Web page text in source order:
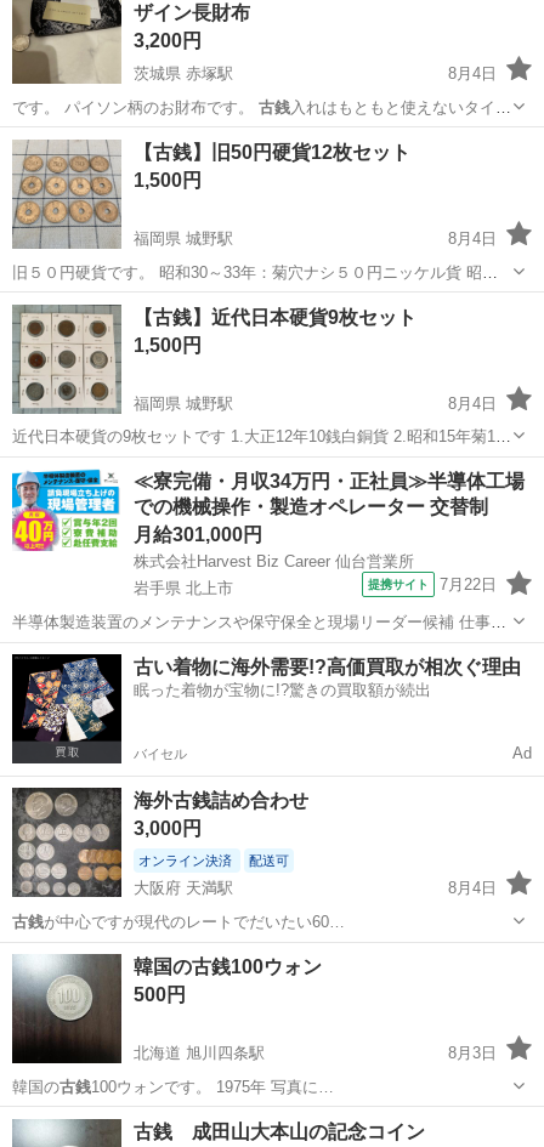
GEAR
ザイン長財布
3,200円
茨城県 赤塚駅
8月4日
です。 パイソン柄のお財布です。 古銭入れはもともと使えないタイプ
です。 お…
茨城 水戸市 赤塚駅 小物 ステラマッカートニー
【古銭】旧50円硬貨12枚セット
1,500円
福岡県 城野駅
8月4日
旧５０円硬貨です。 昭和30～33年：菊穴ナシ５０円ニッケル貨 昭和
34～41年：菊５０円ニッケル貨 ※商品をご覧頂き、有難うございます
※お時間があるお方は、プロフィールもご覧下さい ※最近、アポまで
かなりの時間を要...
福岡 北九州市 城野駅 その他 古銭
【古銭】近代日本硬貨9枚セット
1,500円
福岡県 城野駅
8月4日
近代日本硬貨の9枚セットです 1.大正12年10銭白銅貨 2.昭和15年菊10
銭アルミ貨 3.昭和16年菊10銭アルミ貨 4.昭和16年富士1銭アルミ貨
若干、変形しています 5.昭和20年稲10銭アルミ貨 6.昭和21年...
福岡 北九州市 城野駅 その他 硬貨
≪寮完備・月収34万円・正社員≫半導体工場
での機械操作・製造オペレーター 交替制
月給301,000円
株式会社Harvest Biz Career 仙台営業所
岩手県 北上市
提携サイト 7月22日
半導体製造装置のメンテナンスや保守保全と現場リーダー候補 仕事内
容 ＼フラッシュメモリの製造を行う工場で半導体製造装置の保守・点
検のお仕事／ 【主な業務】 フラッシュメモリなどに使用される「半導
体」。 その半導体を...
岩手 北上市 その他
古い着物に海外需要!?高価買取が相次ぐ理由
眠った着物が宝物に!?驚きの買取額が続出
バイセル Ad
海外古銭詰め合わせ
3,000円
オンライン決済 配送可
大阪府 天満駅
8月4日
古銭が中心ですが現代のレートでだいたい60…
大阪 大阪市 天満駅 その他
韓国の古銭100ウォン
500円
北海道 旭川四条駅
8月3日
韓国の古銭100ウォンです。 1975年 写真に…
北海道 旭川市 旭川四条駅 その他
古銭 成田山大本山の記念コイン